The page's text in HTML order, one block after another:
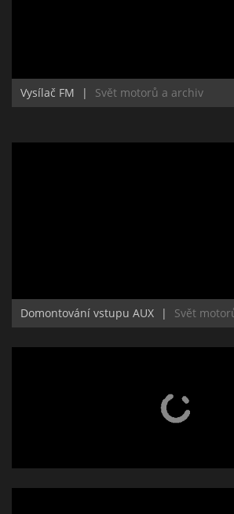
Vysílač FM | Svět motorů a archiv
Domontování vstupu AUX | Svět